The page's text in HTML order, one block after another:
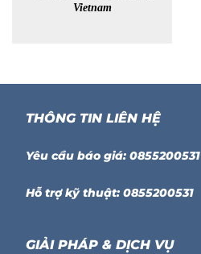
Vietnam
THÔNG TIN LIÊN HỆ
Yêu cầu báo giá: 0855200531
Hỗ trợ kỹ thuật: 0855200531
GIẢI PHÁP & DỊCH VỤ